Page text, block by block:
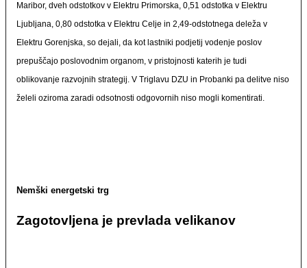
Maribor, dveh odstotkov v Elektru Primorska, 0,51 odstotka v Elektru
Ljubljana, 0,80 odstotka v Elektru Celje in 2,49-odstotnega deleža v
Elektru Gorenjska, so dejali, da kot lastniki podjetij vodenje poslov
prepuščajo poslovodnim organom, v pristojnosti katerih je tudi
oblikovanje razvojnih strategij. V Triglavu DZU in Probanki pa delitve niso
želeli oziroma zaradi odsotnosti odgovornih niso mogli komentirati.
Nemški energetski trg
Zagotovljena je prevlada velikanov